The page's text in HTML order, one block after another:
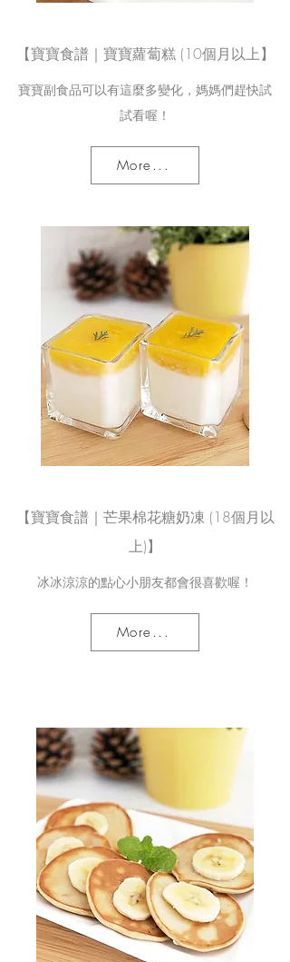
【寶寶食譜｜寶寶蘿蔔糕 (10個月以上】
寶寶副食品可以有這麼多變化，媽媽們趕快試
試看喔！
More...
【寶寶食譜｜芒果棉花糖奶凍 (18個月以
上)】
冰冰涼涼的點心小朋友都會很喜歡喔！
More...